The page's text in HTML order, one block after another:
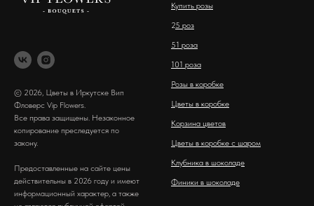
© 2026, Цветы в Иркутске Вип
Фловерс Vip Flowers.
Все права защищены. Незаконное
копирование преследуется по
закону.
Предоставленные на сайте цены
действительны в 2026 году и имеют
информационный характер, а также
Купить розы
25 роз
51 роза
101 роза
Розы в коробке
Цветы в коробке
Корзина цветов
Цветы в коробке с шаром
Клубника в шоколаде
Финики в шоколаде